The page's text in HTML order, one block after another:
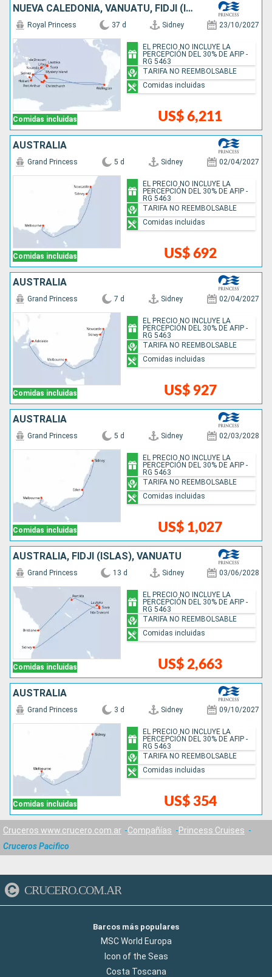
NUEVA CALEDONIA, VANUATU, FIDJI (ISLAS), CHILE, NUEVA ZELANDA, AUSTRALIA
Comidas incluidas
Royal Princess 37 d Sidney 23/10/2027
US$ 6,211
EL PRECIO NO INCLUYE LA
PERCEPCIÓN DEL 30% DE AFIP -
RG 5463
TARIFA NO REEMBOLSABLE
Comidas incluidas
AUSTRALIA
Comidas incluidas
Grand Princess 5 d Sidney 02/04/2027
US$ 692
EL PRECIO NO INCLUYE LA
PERCEPCIÓN DEL 30% DE AFIP -
RG 5463
TARIFA NO REEMBOLSABLE
Comidas incluidas
AUSTRALIA
Comidas incluidas
Grand Princess 7 d Sidney 02/04/2027
US$ 927
EL PRECIO NO INCLUYE LA
PERCEPCIÓN DEL 30% DE AFIP -
RG 5463
TARIFA NO REEMBOLSABLE
Comidas incluidas
AUSTRALIA
Comidas incluidas
Grand Princess 5 d Sidney 02/03/2028
US$ 1,027
EL PRECIO NO INCLUYE LA
PERCEPCIÓN DEL 30% DE AFIP -
RG 5463
TARIFA NO REEMBOLSABLE
Comidas incluidas
AUSTRALIA, FIDJI (ISLAS), VANUATU
Comidas incluidas
Grand Princess 13 d Sidney 03/06/2028
US$ 2,663
EL PRECIO NO INCLUYE LA
PERCEPCIÓN DEL 30% DE AFIP -
RG 5463
TARIFA NO REEMBOLSABLE
Comidas incluidas
AUSTRALIA
Comidas incluidas
Grand Princess 3 d Sidney 09/10/2027
US$ 354
EL PRECIO NO INCLUYE LA
PERCEPCIÓN DEL 30% DE AFIP -
RG 5463
TARIFA NO REEMBOLSABLE
Comidas incluidas
Cruceros www.crucero.com.ar Compañías
Princess Cruises
Cruceros Pacifico
CRUCERO.COM.AR
Barcos más populares
MSC World Europa
Icon of the Seas
Costa Toscana